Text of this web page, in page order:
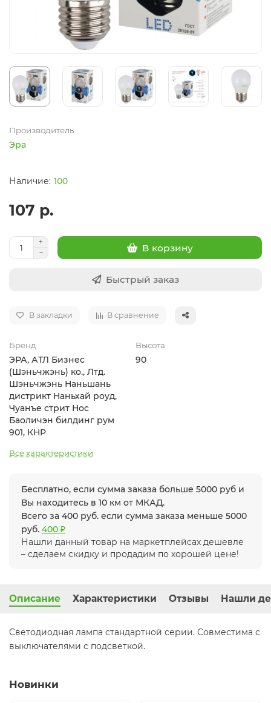
Производитель
Эра
100
107 р.
В корзину
Быстрый заказ
В закладки В сравнение
Бренд
ЭРА, АТЛ Бизнес
(Шэньчжэнь) ко., Лтд.
Шэньчжэнь Наньшань
дистрикт Наньхай роуд,
Чуанъе стрит Нос
Баоличэн билдинг рум
901, КНР
Высота
90
Все характеристики
Бесплатно, если сумма заказа больше 5000 руб и
Вы находитесь в 10 км от МКАД.
Всего за 400 руб. если сумма заказа меньше 5000
руб. 400 ₽
Нашли данный товар на маркетплейсах дешевле
– сделаем скидку и продадим по хорошей цене!
Описание Характеристики Отзывы Нашли
Светодиодная лампа стандартной серии. Совместима с
выключателями с подсветкой.
Новинки